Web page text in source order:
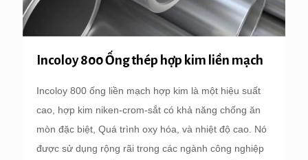
Incoloy 800 Ống thép hợp kim liền mạch
Incoloy 800 ống liền mạch hợp kim là một hiệu suất
cao, hợp kim niken-crom-sắt có khả năng chống ăn
mòn đặc biệt, Quá trình oxy hóa, và nhiệt độ cao. Nó
được sử dụng rộng rãi trong các ngành công nghiệp